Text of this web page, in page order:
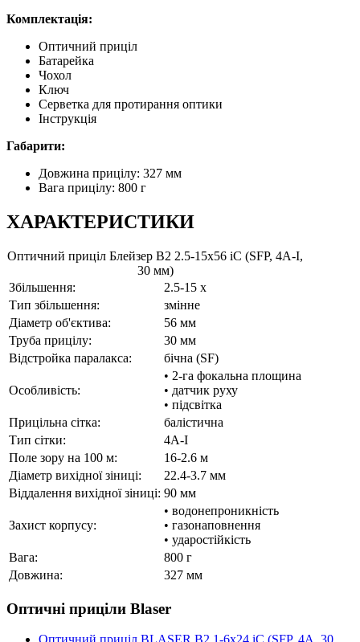
Комплектація:
Оптичний приціл
Батарейка
Чохол
Ключ
Серветка для протирання оптики
Інструкція
Габарити:
Довжина прицілу: 327 мм
Вага прицілу: 800 г
ХАРАКТЕРИСТИКИ
Оптичний приціл Блейзер B2 2.5-15x56 iC (SFP, 4А-I,
30 мм)
Збільшення:
2.5-15 x
Тип збільшення:
змінне
Діаметр об'єктива:
56 мм
Труба прицілу:
30 мм
Відстройка паралакса:
бічна (SF)
Особливість:
• 2-га фокальна площина
• датчик руху
• підсвітка
Прицільна сітка:
балістична
Тип сітки:
4A-I
Поле зору на 100 м:
16-2.6 м
Діаметр вихідної зіниці:
22.4-3.7 мм
Віддалення вихідної зіниці: 90 мм
Захист корпусу:
• водонепроникність
• газонаповнення
• ударостійкість
Вага:
800 г
Довжина:
327 мм
Оптичні приціли Blaser